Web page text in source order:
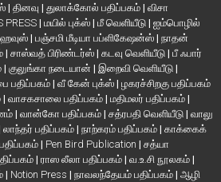
| தினவு | துலாக்கோல் பதிப்பகம் | விசா
PRESS | மயில் புக்ஸ் | மீ வெளியீடு | ஐம்பொழில்
| பஞ்சமி மீடியா பப்ளிகேஷன்ஸ் | நாதன்
| சாஸ்வத் பிரிண்டர்ஸ் | கடவு வெளியீடு | பீ ஃபார்
| குலுங்கா நடையான் | இறைவி வெளியீடு |
பதிப்பகம்| வீ கேன் புக்ஸ் | ழகரச்சிறகு பதிப்பகம்
| வாசகசாலை பதிப்பகம் | மதிமலர் பதிப்பகம் |
| வான்கோ பதிப்பகம் | சத்ரபதி வெளியீடு | வாலு
லாந்தர் பதிப்பகம் | நாற்கரம் பதிப்பகம் | காக்கைக்
| Pen Bird Publication | சத்யா
| ராஸ லீலா பதிப்பகம் | வ.உ.சி நூலகம் |
| Notion Press | நாவலந்தேயம் பதிப்பகம் | ஆழி